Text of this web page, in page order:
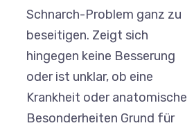
Schnarch-Problem ganz zu
beseitigen. Zeigt sich
hingegen keine Besserung
oder ist unklar, ob eine
Krankheit oder anatomische
Besonderheiten Grund für